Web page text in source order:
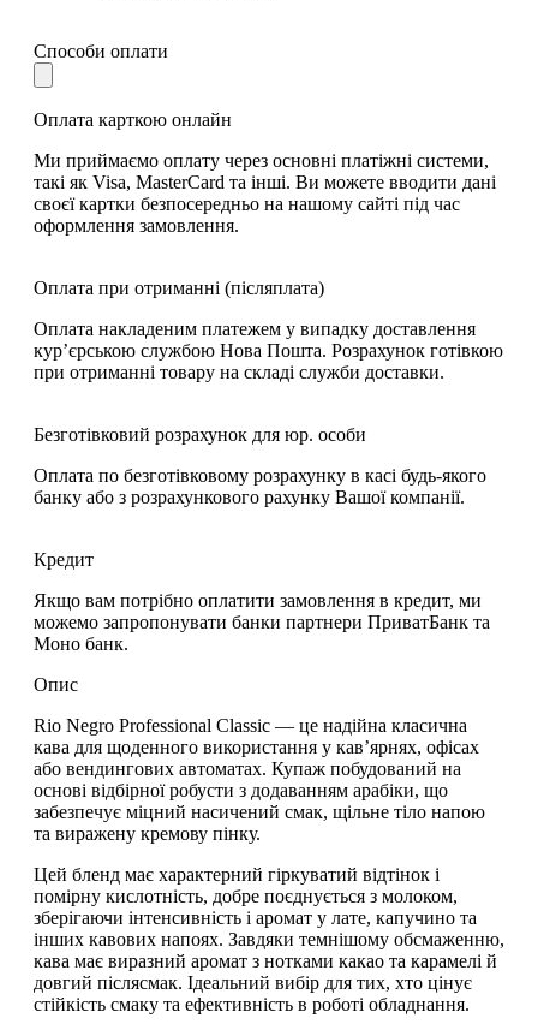
Способи оплати
Оплата карткою онлайн
Ми приймаємо оплату через основні платіжні системи,
такі як Visa, MasterCard та інші. Ви можете вводити дані
своєї картки безпосередньо на нашому сайті під час
оформлення замовлення.
Оплата при отриманні (післяплата)
Оплата накладеним платежем у випадку доставлення
кур’єрською службою Нова Пошта. Розрахунок готівкою
при отриманні товару на складі служби доставки.
Безготівковий розрахунок для юр. особи
Оплата по безготівковому розрахунку в касі будь-якого
банку або з розрахункового рахунку Вашої компанії.
Кредит
Якщо вам потрібно оплатити замовлення в кредит, ми
можемо запропонувати банки партнери ПриватБанк та
Моно банк.
Опис
Rio Negro Professional Classic — це надійна класична
кава для щоденного використання у кав’ярнях, офісах
або вендингових автоматах. Купаж побудований на
основі відбірної робусти з додаванням арабіки, що
забезпечує міцний насичений смак, щільне тіло напою
та виражену кремову пінку.
Цей бленд має характерний гіркуватий відтінок і
помірну кислотність, добре поєднується з молоком,
зберігаючи інтенсивність і аромат у лате, капучино та
інших кавових напоях. Завдяки темнішому обсмаженню,
кава має виразний аромат з нотками какао та карамелі й
довгий післясмак. Ідеальний вибір для тих, хто цінує
стійкість смаку та ефективність в роботі обладнання.